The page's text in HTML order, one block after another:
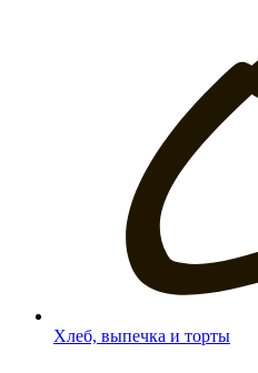
Хлеб, выпечка и торты